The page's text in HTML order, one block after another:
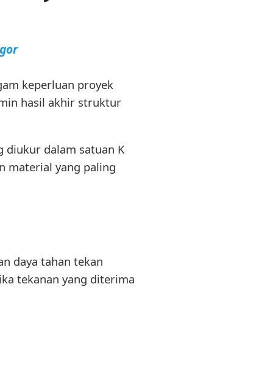
keperluan proyek
hasil akhir struktur
diukur dalam satuan K
material yang paling
daya tahan tekan
tekanan yang diterima